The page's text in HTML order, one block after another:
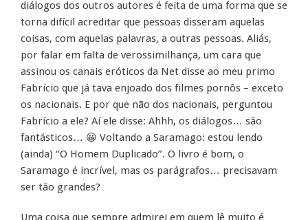
diálogos dos outros autores é feita de uma forma que se
torna difícil acreditar que pessoas disseram aquelas
coisas, com aquelas palavras, a outras pessoas. Aliás,
por falar em falta de verossimilhança, um cara que
assinou os canais eróticos da Net disse ao meu primo
Fabrício que já tava enjoado dos filmes pornôs – exceto
os nacionais. E por que não dos nacionais, perguntou
Fabrício a ele? Aí ele disse: Ahhh, os diálogos… são
fantásticos… 😀 Voltando a Saramago: estou lendo
(ainda) “O Homem Duplicado”. O livro é bom, o
Saramago é incrível, mas os parágrafos… precisavam
ser tão grandes?
Uma coisa que sempre admirei em quem lê muito é